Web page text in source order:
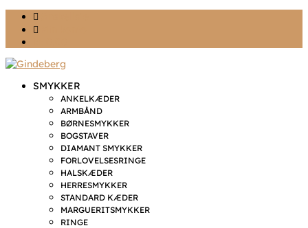
SMYKKER
ANKELKÆDER
ARMBÅND
BØRNESMYKKER
BOGSTAVER
DIAMANT SMYKKER
FORLOVELSESRINGE
HALSKÆDER
HERRESMYKKER
STANDARD KÆDER
MARGUERITSMYKKER
RINGE